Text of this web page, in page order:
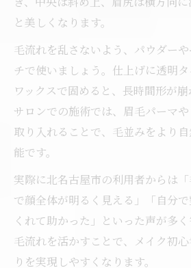
と美しくなります。
毛流れを乱さないよう、パウダー
チで使いましょう。仕上げに透明
ワックスで固めると、長時間形が崩
サロンでの施術では、眉毛パーマ
取り入れることで、毛並みをより
能です。
実際に北名古屋市の利用者からは
で顔全体が明るく見える」「自分
くれて助かった」といった声が多く
毛流れを活かすことで、メイク初
りを実現しやすくなります。